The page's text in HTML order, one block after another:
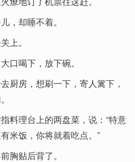
，却睡不着。
上。
口喝下，放下碗。
厨房，想刷一下，寄人篱下，
料理台上的两盘菜，说：“特意
米饭，你将就着吃点。”
胸贴后背了。